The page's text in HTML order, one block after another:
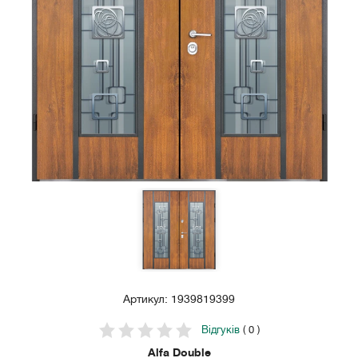
Артикул: 1939819399
Відгуків( 0 )
Alfa Double